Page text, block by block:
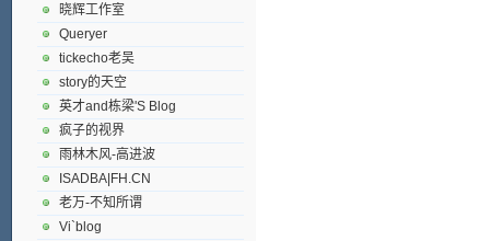
晓辉工作室
Queryer
tickecho老吴
story的天空
英才and栋梁'S Blog
疯子的视界
雨林木风-高进波
ISADBA|FH.CN
老万-不知所谓
Vi`blog